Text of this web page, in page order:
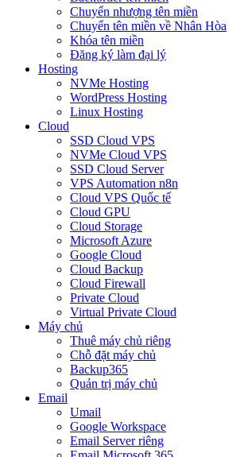
Chuyển nhượng tên miền
Chuyển tên miền về Nhân Hòa
Khóa tên miền
Đăng ký làm đại lý
Hosting
NVMe Hosting
WordPress Hosting
Linux Hosting
Cloud
SSD Cloud VPS
NVMe Cloud VPS
SSD Cloud Server
VPS Automation n8n
Cloud VPS Quốc tế
Cloud GPU
Cloud Storage
Microsoft Azure
Google Cloud
Cloud Backup
Cloud Firewall
Private Cloud
Virtual Private Cloud
Máy chủ
Thuê máy chủ riêng
Chỗ đặt máy chủ
Backup365
Quản trị máy chủ
Email
Umail
Google Workspace
Email Server riêng